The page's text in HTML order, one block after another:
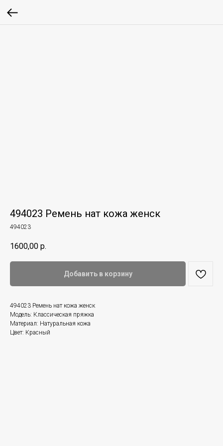
494023 Ремень нат кожа женск
494023
1600,00 р.
Добавить в корзину
494023 Ремень нат кожа женск
Модель: Классическая пряжка
Материал: Натуральная кожа
Цвет: Красный